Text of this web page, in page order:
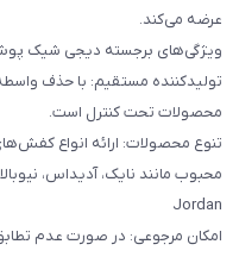
عرضه می‌کند.
ویژگی‌های برجسته دیجی شیک
تولیدکننده مستقیم: با حذف
محصولات تحت کنترل است.
تنوع محصولات: ارائه انواع
محبوب مانند نایک، آدیداس،
Jordan